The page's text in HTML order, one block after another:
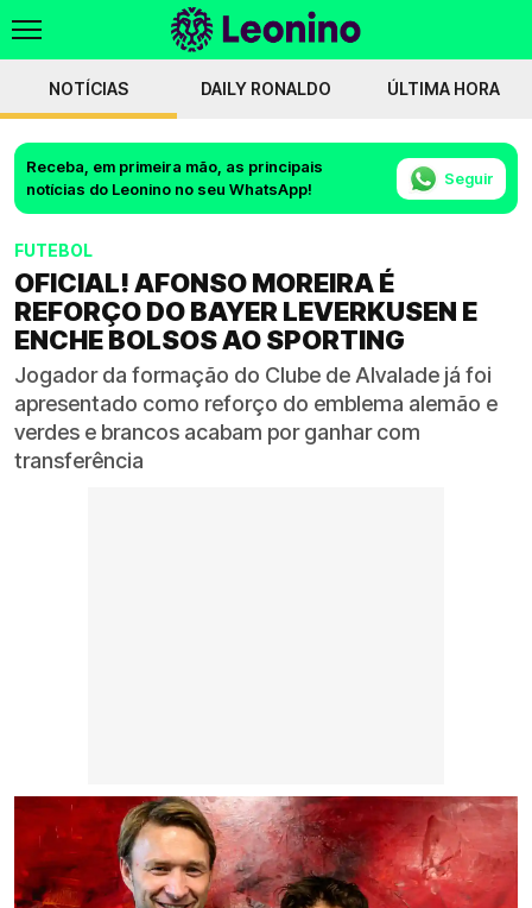
NOTÍCIAS DAILY RONALDO ÚLTIMA HORA
Receba, em primeira mão, as principais
notícias do Leonino no seu WhatsApp!
Seguir
FUTEBOL
OFICIAL! AFONSO MOREIRA É
REFORÇO DO BAYER LEVERKUSEN E
ENCHE BOLSOS AO SPORTING
Jogador da formação do Clube de Alvalade já foi
apresentado como reforço do emblema alemão e
verdes e brancos acabam por ganhar com
transferência